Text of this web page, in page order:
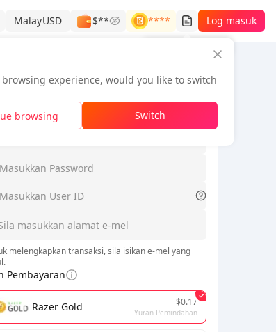
MalayUSD $**
****
Log masuk
Pesanan
pilih Serverid
melengkapkan transaksi, sila isikan e-mel yang
Pembayaran
Razer Gold $0.17
Yuran Pemindahan
pesanan untuk menambah maklumat dan
experience, would you like to switch
browsing
Switch